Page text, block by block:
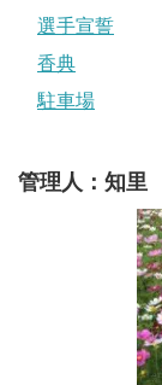
選手宣誓
香典
駐車場
管理人：知里